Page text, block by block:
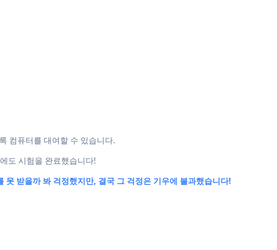
컴퓨터를 대여할 수 있습니다.
도 시험을 완료했습니다!
받을까 봐 걱정했지만, 결국 그 걱정은 기우에 불과했습니다!